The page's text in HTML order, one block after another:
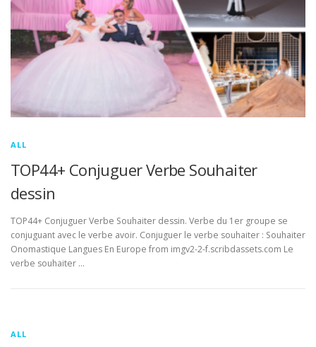
ALL
TOP44+ Conjuguer Verbe Souhaiter
dessin
TOP44+ Conjuguer Verbe Souhaiter dessin. Verbe du 1er groupe se
conjuguant avec le verbe avoir. Conjuguer le verbe souhaiter : Souhaiter
Onomastique Langues En Europe from imgv2-2-f.scribdassets.com Le
verbe souhaiter …
ALL